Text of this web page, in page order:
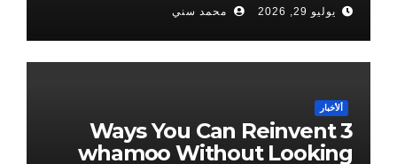
يوليو 29, 2026 محمد سني
ألأخبار
3 Ways You Can Reinvent
whamoo Without Looking